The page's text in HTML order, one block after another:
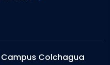
Campus Colchagua